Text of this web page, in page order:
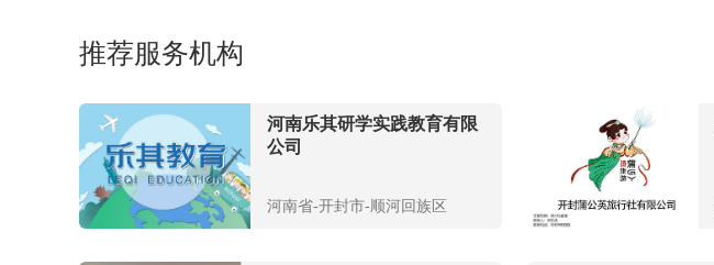
推荐服务机构
河南乐其研学实践教育有限
公司
河南省-开封市-顺河回族区